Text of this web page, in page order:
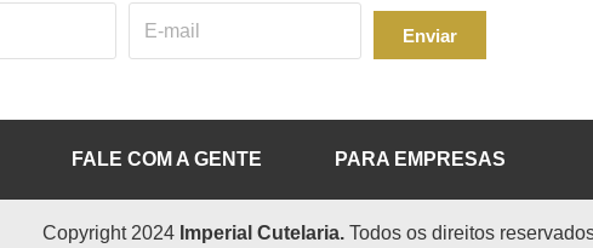
Enviar
FALE COM A GENTE PARA EMPRESAS
Copyright 2024 Imperial Cutelaria. Todos os direitos